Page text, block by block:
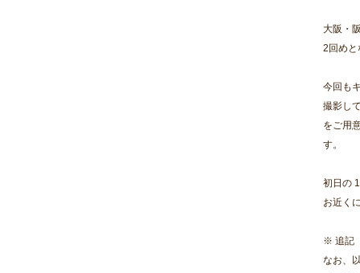
大阪・
2回めと
今回も
撮影し
をご用
す。
初日の
お近く
※ 追記
なお、